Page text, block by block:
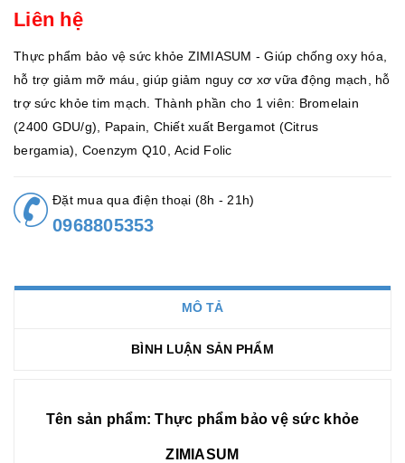
Liên hệ
Thực phẩm bảo vệ sức khỏe ZIMIASUM - Giúp chống oxy hóa,
hỗ trợ giảm mỡ máu, giúp giảm nguy cơ xơ vữa động mạch, hỗ
trợ sức khỏe tim mạch. Thành phần cho 1 viên: Bromelain
(2400 GDU/g), Papain, Chiết xuất Bergamot (Citrus
bergamia), Coenzym Q10, Acid Folic
Đặt mua qua điện thoại (8h - 21h)
0968805353
MÔ TẢ
BÌNH LUẬN SẢN PHẨM
Tên sản phẩm: Thực phẩm bảo vệ sức khỏe
ZIMIASUM